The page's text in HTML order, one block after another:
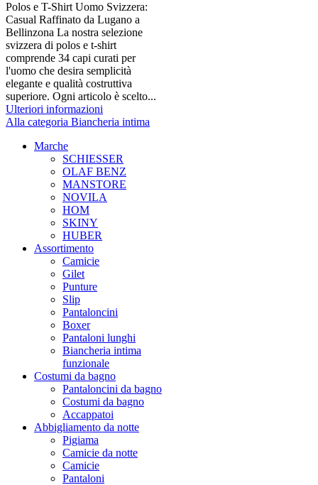
Polos e T-Shirt Uomo Svizzera:
Casual Raffinato da Lugano a
Bellinzona La nostra selezione
svizzera di polos e t-shirt
comprende 34 capi curati per
l'uomo che desira semplicità
elegante e qualità costruttiva
superiore. Ogni articolo è scelto...
Ulteriori informazioni
Alla categoria Biancheria intima
Marche
SCHIESSER
OLAF BENZ
MANSTORE
NOVILA
HOM
SKINY
HUBER
Assortimento
Camicie
Gilet
Punture
Slip
Pantaloncini
Boxer
Pantaloni lunghi
Biancheria intima
funzionale
Costumi da bagno
Pantaloncini da bagno
Costumi da bagno
Accappatoi
Abbigliamento da notte
Pigiama
Camicie da notte
Camicie
Pantaloni